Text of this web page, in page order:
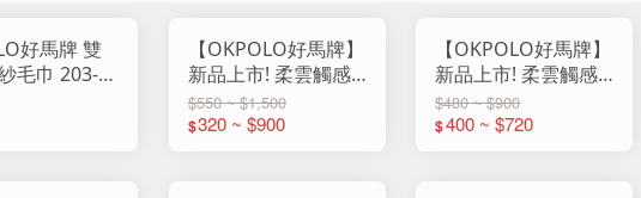
好馬牌 雙
毛巾 203-
)
【OKPOLO好馬牌】
新品上市! 柔雲觸感
雙織紋純棉浴巾
$550 ~ $1,500
$320 ~ $900
【OKPOLO好馬牌】
新品上市! 柔雲觸感
雙織紋純棉毛巾 818
$480 ~ $900
$400 ~ $720